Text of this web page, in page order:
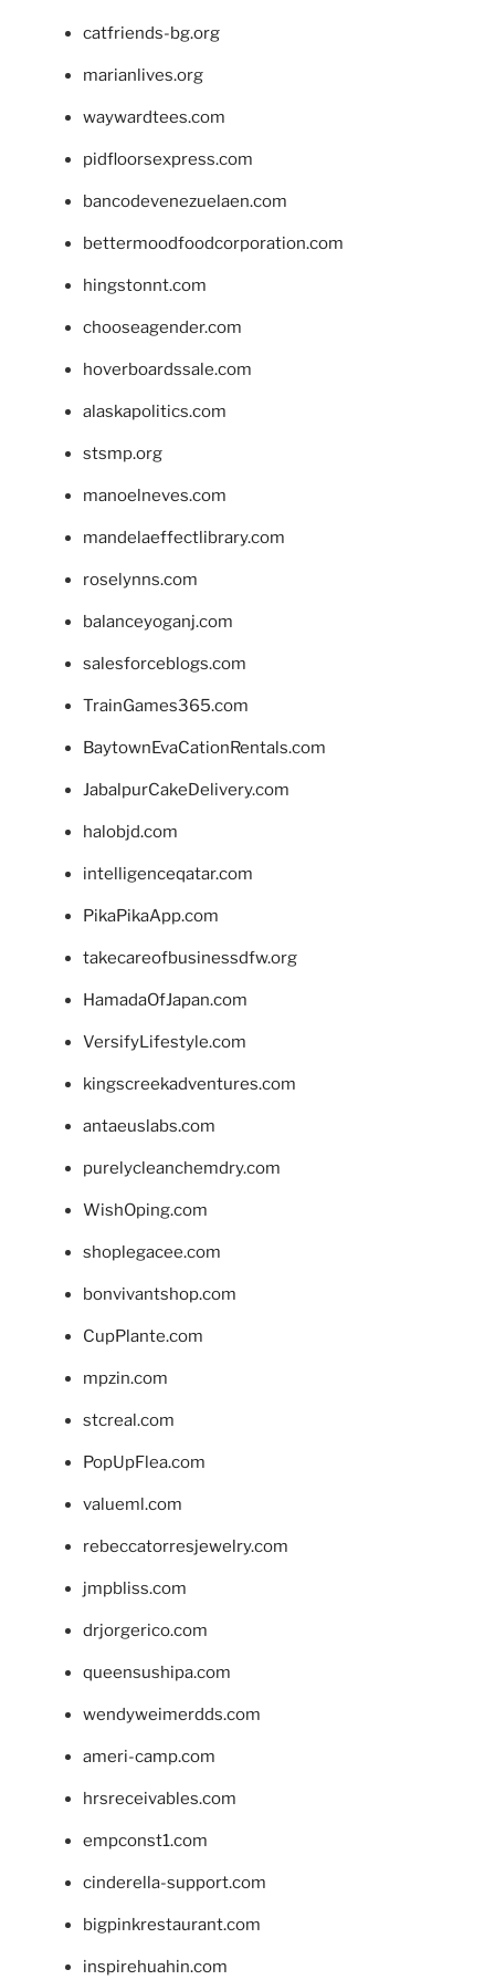
catfriends-bg.org
marianlives.org
waywardtees.com
pidfloorsexpress.com
bancodevenezuelaen.com
bettermoodfoodcorporation.com
hingstonnt.com
chooseagender.com
hoverboardssale.com
alaskapolitics.com
stsmp.org
manoelneves.com
mandelaeffectlibrary.com
roselynns.com
balanceyoganj.com
salesforceblogs.com
TrainGames365.com
BaytownEvaCationRentals.com
JabalpurCakeDelivery.com
halobjd.com
intelligenceqatar.com
PikaPikaApp.com
takecareofbusinessdfw.org
HamadaOfJapan.com
VersifyLifestyle.com
kingscreekadventures.com
antaeuslabs.com
purelycleanchemdry.com
WishOping.com
shoplegacee.com
bonvivantshop.com
CupPlante.com
mpzin.com
stcreal.com
PopUpFlea.com
valueml.com
rebeccatorresjewelry.com
jmpbliss.com
drjorgerico.com
queensushipa.com
wendyweimerdds.com
ameri-camp.com
hrsreceivables.com
empconst1.com
cinderella-support.com
bigpinkrestaurant.com
inspirehuahin.com